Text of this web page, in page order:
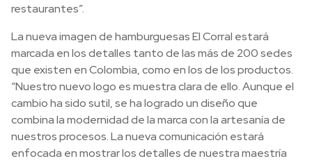
restaurantes”.
La nueva imagen de hamburguesas El Corral estará
marcada en los detalles tanto de las más de 200 sedes
que existen en Colombia, como en los de los productos.
“Nuestro nuevo logo es muestra clara de ello. Aunque el
cambio ha sido sutil, se ha logrado un diseño que
combina la modernidad de la marca con la artesanía de
nuestros procesos. La nueva comunicación estará
enfocada en mostrar los detalles de nuestra maestría